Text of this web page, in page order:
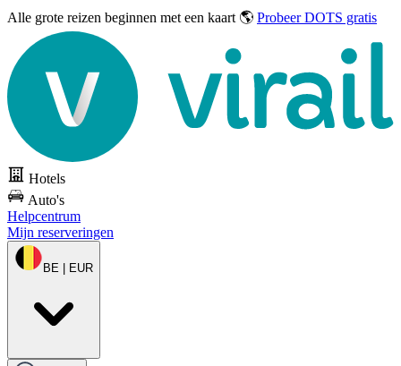
Alle grote reizen beginnen met een kaart 🌎 Probeer DOTS gratis
Hotels
Auto's
Helpcentrum
Mijn reserveringen
BE | EUR